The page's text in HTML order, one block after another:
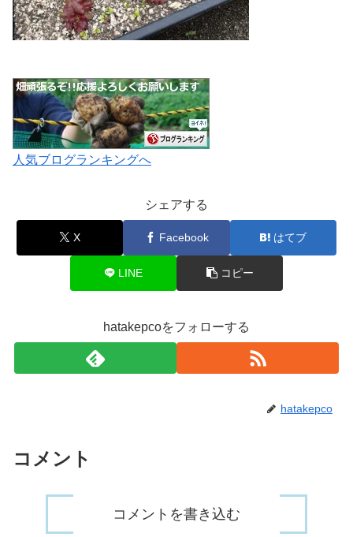
人気ブログランキングへ
シェアする
X Facebook はてブ
LINE コピー
hatakepcoをフォローする
hatakepco
コメント
コメントを書き込む